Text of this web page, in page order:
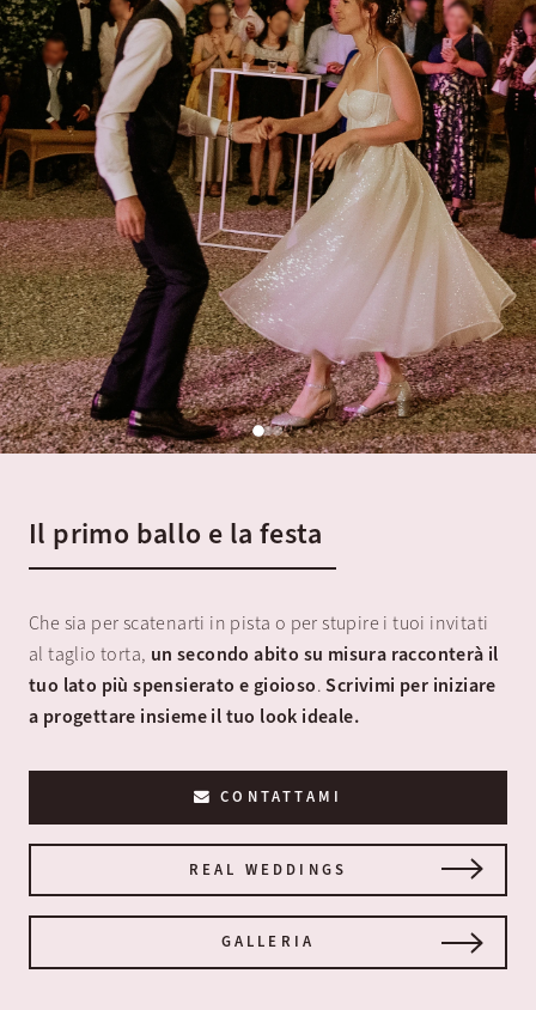
Il primo ballo e la festa
Che sia per scatenarti in pista o per stupire i tuoi invitati
al taglio torta, un secondo abito su misura racconterà il
tuo lato più spensierato e gioioso.Scrivimi per iniziare
a progettare insieme il tuo look ideale.
CONTATTAMI
REAL WEDDINGS
GALLERIA